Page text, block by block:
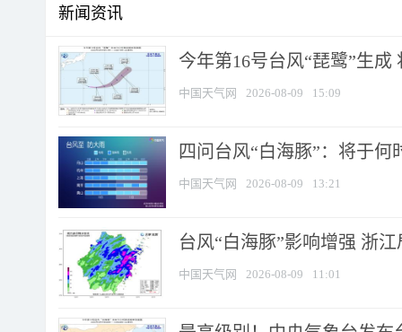
新闻资讯
今年第16号台风“琵鹭”生
中国天气网 2026-08-09 15:09
四问台风“白海豚”：将于
中国天气网 2026-08-09 13:21
台风“白海豚”影响增强 浙
中国天气网 2026-08-09 11:01